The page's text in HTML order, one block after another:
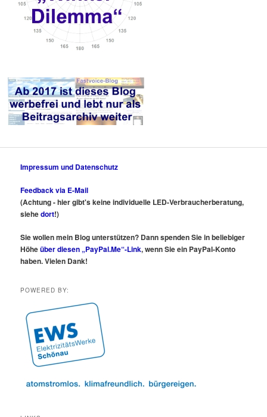
Impressum und Datenschutz
Feedback via E-Mail
(Achtung - hier gibt's keine individuelle LED-Verbraucherberatung,
siehedort!)
Sie wollen mein Blog unterstützen? Dann spenden Sie in beliebiger
Höheüber diesen „PayPal.Me“-Link, wenn Sie ein PayPal-Konto
haben. Vielen Dank!
POWERED BY: